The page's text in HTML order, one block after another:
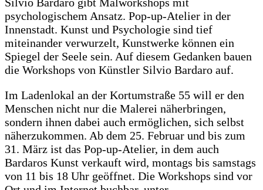
psychologischem Ansatz. Pop-up-Atelier in der
Innenstadt. Kunst und Psychologie sind tief
miteinander verwurzelt, Kunstwerke können ein
Spiegel der Seele sein. Auf diesem Gedanken bauen
die Workshops von Künstler Silvio Bardaro auf.
Im Ladenlokal an der Kortumstraße 55 will er den
Menschen nicht nur die Malerei näherbringen,
sondern ihnen dabei auch ermöglichen, sich selbst
näherzukommen. Ab dem 25. Februar und bis zum
31. März ist das Pop-up-Atelier, in dem auch
Bardaros Kunst verkauft wird, montags bis samstags
von 11 bis 18 Uhr geöffnet. Die Workshops sind vor